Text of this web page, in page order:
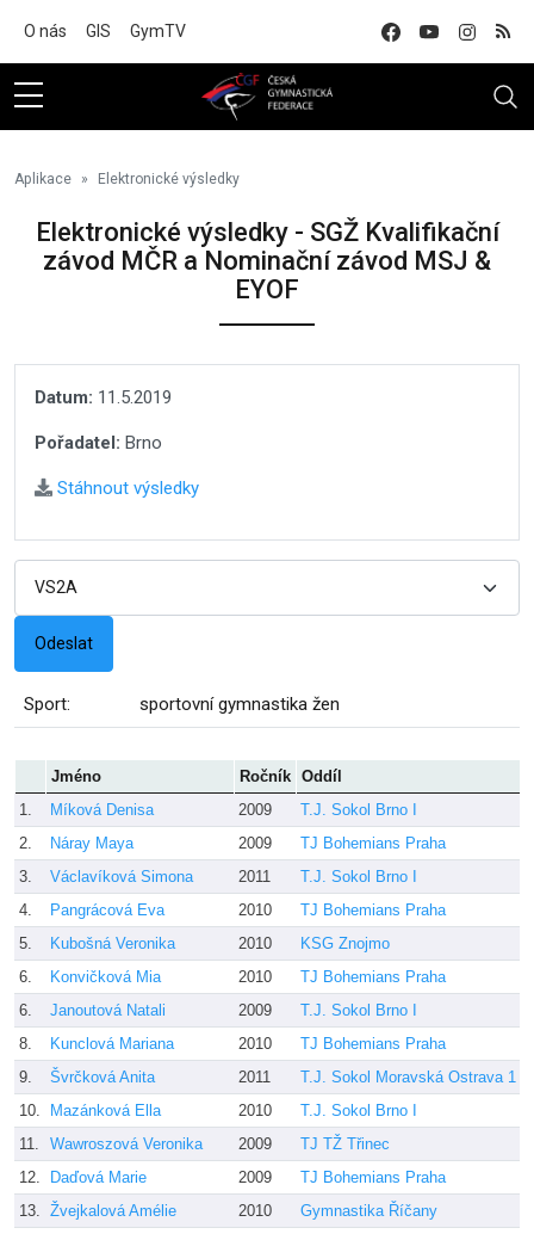
O nás GIS GymTV
Aplikace Elektronické výsledky
Elektronické výsledky - SGŽ Kvalifikační
závod MČR a Nominační závod MSJ &
EYOF
Datum: 11.5.2019
Pořadatel: Brno
Stáhnout výsledky
Sport: sportovní gymnastika žen
Jméno Ročník Oddíl
1.
Míková Denisa 2009 T.J. Sokol Brno I
2.
Náray Maya 2009 TJ Bohemians Praha
3.
Václavíková Simona 2011 T.J. Sokol Brno I
4.
Pangrácová Eva 2010 TJ Bohemians Praha
5.
Kubošná Veronika 2010 KSG Znojmo
6.
Konvičková Mia 2010 TJ Bohemians Praha
6.
Janoutová Natali 2009 T.J. Sokol Brno I
8.
Kunclová Mariana 2010 TJ Bohemians Praha
9.
Švrčková Anita 2011 T.J. Sokol Moravská Ostrava 1
10.
Mazánková Ella 2010 T.J. Sokol Brno I
11.
Wawroszová Veronika 2009 TJ TŽ Třinec
12.
Daďová Marie 2009 TJ Bohemians Praha
13. Žvejkalová Amélie 2010 Gymnastika Říčany